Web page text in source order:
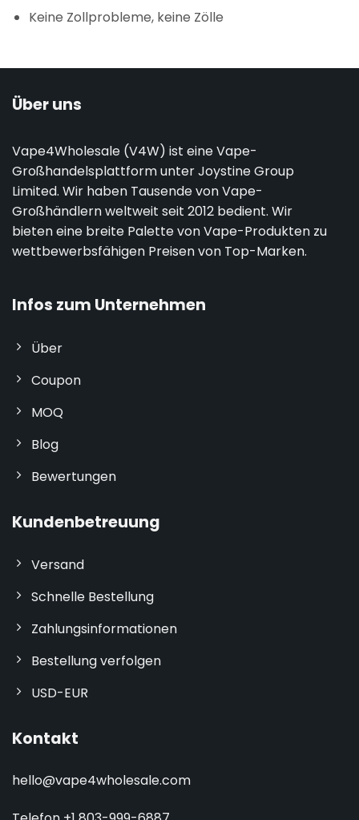
Keine Zollprobleme, keine Zölle
Über uns
Vape4Wholesale (V4W) ist eine Vape-
Großhandelsplattform unter Joystine Group
Limited. Wir haben Tausende von Vape-
Großhändlern weltweit seit 2012 bedient. Wir
bieten eine breite Palette von Vape-Produkten zu
wettbewerbsfähigen Preisen von Top-Marken.
Infos zum Unternehmen
Über
Coupon
MOQ
Blog
Bewertungen
Kundenbetreuung
Versand
Schnelle Bestellung
Zahlungsinformationen
Bestellung verfolgen
USD-EUR
Kontakt
hello@vape4wholesale.com